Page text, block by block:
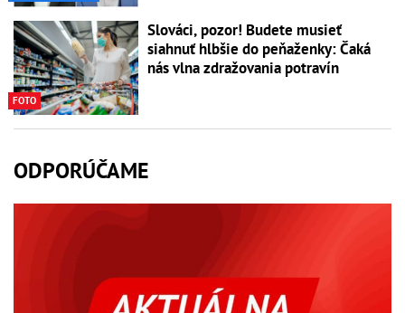
FOTO
Slováci, pozor! Budete musieť
siahnuť hlbšie do peňaženky: Čaká
nás vlna zdražovania potravín
ODPORÚČAME